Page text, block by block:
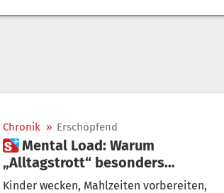
Chronik » Erschöpfend
 Mental Load: Warum
„Alltagstrott“ besonders
belastet
Kinder wecken, Mahlzeiten vorbereiten,